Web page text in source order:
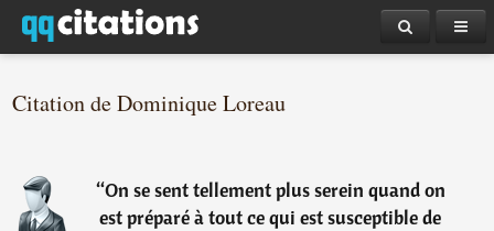
Citation de Dominique Loreau
“On se sent tellement plus serein quand on
est préparé à tout ce qui est susceptible de